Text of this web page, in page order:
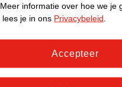
Meer informatie over hoe we je
je in ons Privacybeleid
Accepteer